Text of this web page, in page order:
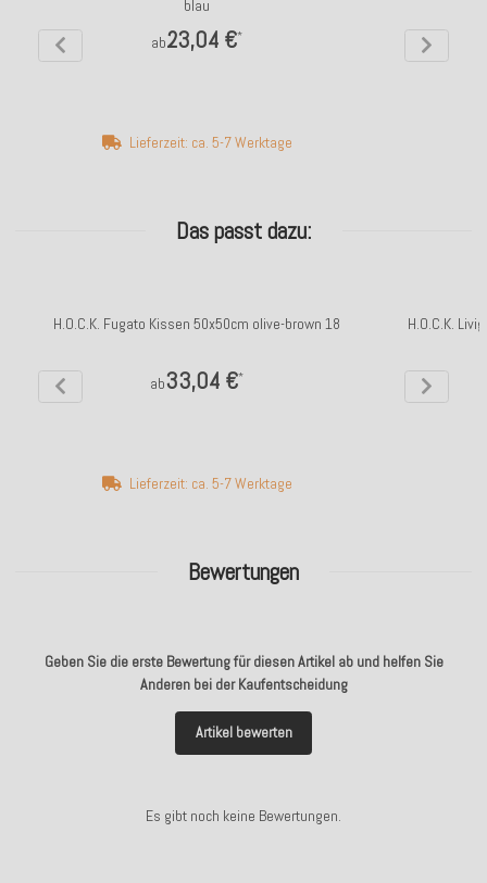
Bewertungen
Geben Sie die erste Bewertung für diesen Artikel ab und helfen Sie
Anderen bei der Kaufentscheidung
Artikel bewerten
Es gibt noch keine Bewertungen.
blau
ab23,04 €*
Lieferzeit: ca. 5-7 Werktage
Das passt dazu:
H.O.C.K. Fugato Kissen 50x50cm olive-brown 18
ab33,04 €*
Lieferzeit: ca. 5-7 Werktage
H.O.C.K.